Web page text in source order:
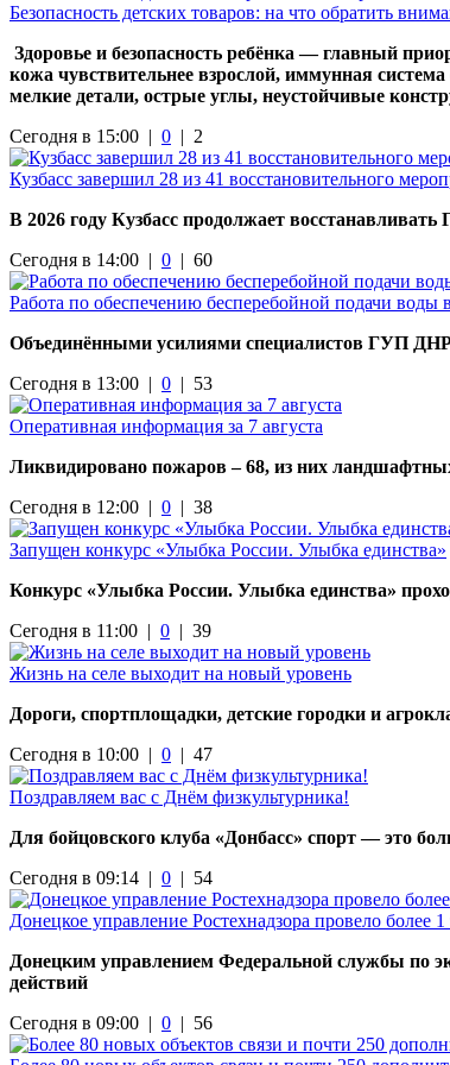
Безопасность детских товаров: на что обратить
Здоровье и безопасность ребёнка — главный
кожа чувствительнее взрослой, иммунная
мелкие детали, острые углы, неустойчивые
Сегодня в 15:00 | 0 | 2
Кузбасс завершил 28 из 41 восстановительного
В 2026 году Кузбасс продолжает
Сегодня в 14:00 | 0 | 60
Работа по обеспечению бесперебойной подачи воды
Объединёнными усилиями специалистов ГУП ДНР
Сегодня в 13:00 | 0 | 53
Оперативная информация за 7 августа
Ликвидировано пожаров – 68, из них
Сегодня в 12:00 | 0 | 38
Запущен конкурс «Улыбка России. Улыбка единства»
Конкурс «Улыбка России. Улыбка единства»
Сегодня в 11:00 | 0 | 39
Жизнь на селе выходит на новый уровень
Дороги, спортплощадки, детские городки и
Сегодня в 10:00 | 0 | 47
Поздравляем вас с Днём физкультурника!
Для бойцовского клуба «Донбасс» спорт — это
Сегодня в 09:14 | 0 | 54
Донецкое управление Ростехнадзора провело более
Донецким управлением Федеральной службы по
действий
Сегодня в 09:00 | 0 | 56